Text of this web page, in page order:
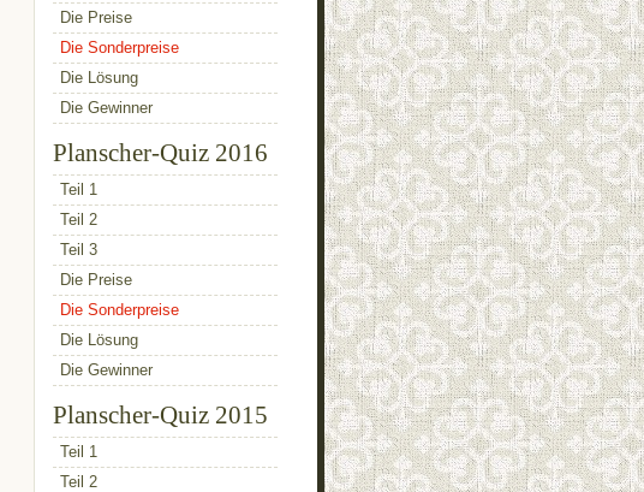
Die Preise
Die Sonderpreise
Die Lösung
Die Gewinner
Planscher-Quiz 2016
Teil 1
Teil 2
Teil 3
Die Preise
Die Sonderpreise
Die Lösung
Die Gewinner
Planscher-Quiz 2015
Teil 1
Teil 2